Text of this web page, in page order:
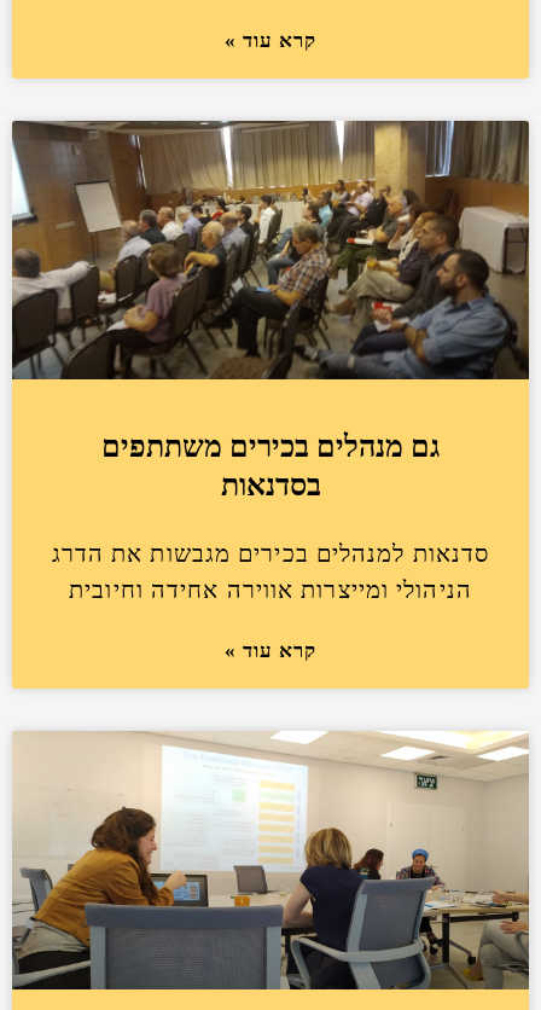
קרא עוד »
גם מנהלים בכירים משתתפים
בסדנאות
סדנאות למנהלים בכירים מגבשות את הדרג
הניהולי ומייצרות אווירה אחידה וחיובית
קרא עוד »